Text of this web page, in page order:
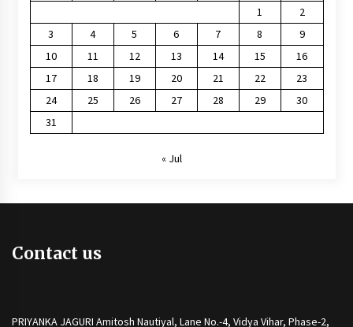
1
2
3
4 5 6 7 8
9
10
11 12 13 14 15
16
17
18 19 20 21 22
23
24
25 26 27 28 29
30
31
« Jul
Contact us
PRIYANKA JAGURI Amitosh Nautiyal, Lane No.-4, Vidya Vihar, Phase-2,